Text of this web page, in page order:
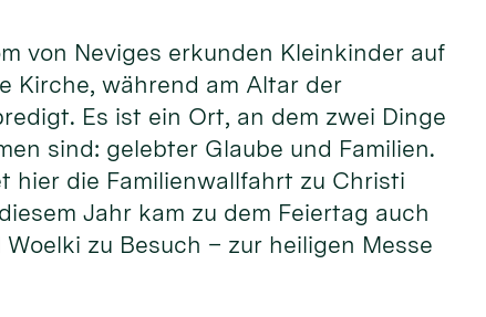
von Neviges erkunden Kleinkinder auf
Kirche, während am Altar der
Es ist ein Ort, an dem zwei Dinge
sind: gelebter Glaube und Familien.
hier die Familienwallfahrt zu Christi
Jahr kam zu dem Feiertag auch
zu Besuch – zur heiligen Messe